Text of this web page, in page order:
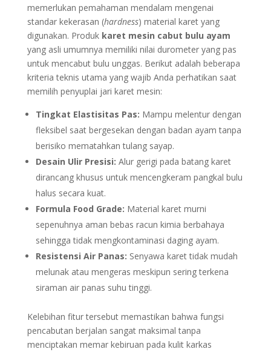
memerlukan pemahaman mendalam mengenai
standar kekerasan (hardness) material karet yang
digunakan. Produk karet mesin cabut bulu ayam
yang asli umumnya memiliki nilai durometer yang pas
untuk mencabut bulu unggas. Berikut adalah beberapa
kriteria teknis utama yang wajib Anda perhatikan saat
memilih penyuplai jari karet mesin:
Tingkat Elastisitas Pas: Mampu melentur dengan
fleksibel saat bergesekan dengan badan ayam tanpa
berisiko mematahkan tulang sayap.
Desain Ulir Presisi: Alur gerigi pada batang karet
dirancang khusus untuk mencengkeram pangkal bulu
halus secara kuat.
Formula Food Grade: Material karet murni
sepenuhnya aman bebas racun kimia berbahaya
sehingga tidak mengkontaminasi daging ayam.
Resistensi Air Panas: Senyawa karet tidak mudah
melunak atau mengeras meskipun sering terkena
siraman air panas suhu tinggi.
Kelebihan fitur tersebut memastikan bahwa fungsi
pencabutan berjalan sangat maksimal tanpa
menciptakan memar kebiruan pada kulit karkas